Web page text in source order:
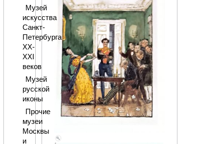
Музей
искусства
Санкт-
Петербурга
XX-
XXI
веков
Музей
русской
иконы
Прочие
музеи
Москвы
и